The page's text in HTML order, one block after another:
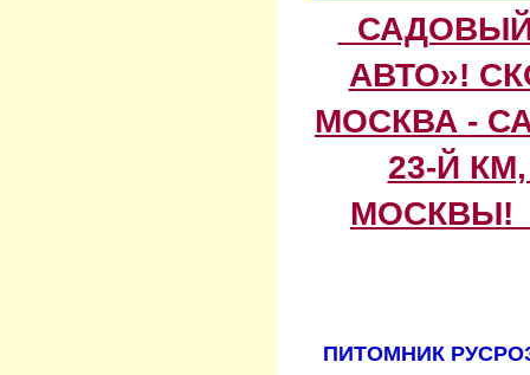
АВТО»!
МОСКВА -
23-Й
МОСКВЫ!
ПИТОМНИК